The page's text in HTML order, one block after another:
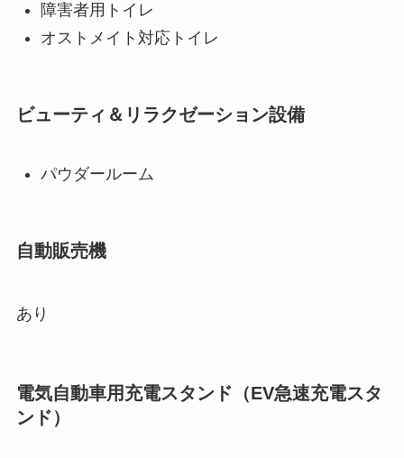
障害者用トイレ
オストメイト対応トイレ
ビューティ＆リラクゼーション設備
パウダールーム
自動販売機
あり
電気自動車用充電スタンド（EV急速充電スタ
ンド）